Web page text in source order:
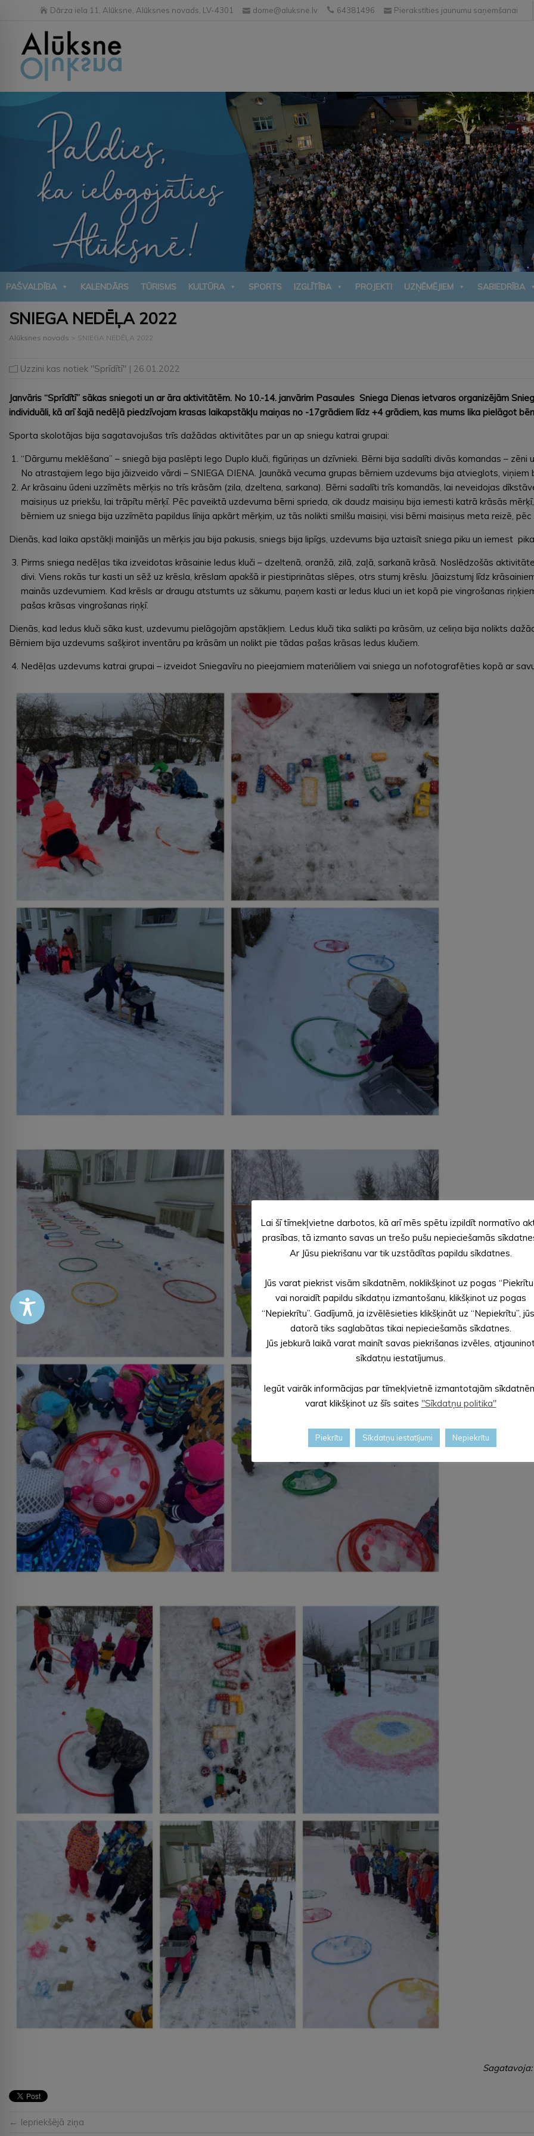
Dārza iela 11, Alūksne, Alūksnes novads, LV-4301 dome@aluksne.lv 64381496 Pierakstīties jaunumu saņemšanai
PAŠVALDĪBA KALENDĀRS TŪRISMS KULTŪRA SPORTS IZGLĪTĪBA PROJEKTI UZŅĒMĒJIEM SABIEDRĪBA
SNIEGA NEDĒĻA 2022
Alūksnes novads > SNIEGA NEDĒĻA 2022
Uzzini kas notiek "Sprīdītī" | 26.01.2022
Janvāris “Sprīdītī” sākas sniegoti un ar āra aktivitātēm. No 10.-14. janvārim Pasaules Sniega Dienas ietvaros organizējām
individuāli, kā arī šajā nedēļā piedzīvojam krasas laikapstākļu maiņas no -17grādiem līdz +4 grādiem, kas mums lika pielāgot
Sporta skolotājas bija sagatavojušas trīs dažādas aktivitātes par un ap sniegu katrai grupai:
“Dārgumu meklēšana” – sniegā bija paslēpti lego Duplo kluči, figūriņas un dzīvnieki. Bērni bija sadalīti divās komandas –
No atrastajiem lego bija jāizveido vārdi – SNIEGA DIENA. Jaunākā vecuma grupas bērniem uzdevums bija atvieglots, viņiem
Ar krāsainu ūdeni uzzīmēts mērķis no trīs krāsām (zila, dzeltena, sarkana). Bērni sadalīti trīs komandās, lai neveidojas
maisiņus uz priekšu, lai trāpītu mērķī. Pēc paveiktā uzdevuma bērni sprieda, cik daudz maisiņu bija iemesti katrā krāsās
bērniem uz sniega bija uzzīmēta papildus līnija apkārt mērķim, uz tās nolikti smilšu maisiņi, visi bērni maisiņus meta reizē, pēc
Dienās, kad laika apstākļi mainījās un mērķis jau bija pakusis, sniegs bija lipīgs, uzdevums bija uztaisīt sniega piku un iemest
Pirms sniega nedēļas tika izveidotas krāsainie ledus kluči – dzeltenā, oranžā, zilā, zaļā, sarkanā krāsā. Noslēdzošās
divi. Viens rokās tur kasti un sēž uz krēsla, krēslam apakšā ir piestiprinātas slēpes, otrs stumj krēslu. Jāaizstumj līdz
mainās uzdevumiem. Kad krēsls ar draugu atstumts uz sākumu, paņem kasti ar ledus kluci un iet kopā pie vingrošanas
pašas krāsas vingrošanas riņķī.
Dienās, kad ledus kluči sāka kust, uzdevumu pielāgojām apstākļiem. Ledus kluči tika salikti pa krāsām, uz celiņa bija nolikts
Bērniem bija uzdevums sašķirot inventāru pa krāsām un nolikt pie tādas pašas krāsas ledus klučiem.
Nedēļas uzdevums katrai grupai – izveidot Sniegavīru no pieejamiem materiāliem vai sniega un nofotografēties kopā ar
Sagatavoja:
← Iepriekšējā ziņa
Lai šī tīmekļvietne darbotos, kā arī mēs spētu izpildīt normatīvo
prasības, tā izmanto savas un trešo pušu nepieciešamās
Ar Jūsu piekrišanu var tik uzstādītas papildu sīkdatnes.
Jūs varat piekrist visām sīkdatnēm, noklikšķinot uz pogas
vai noraidīt papildu sīkdatņu izmantošanu, klikšķinot uz pogas
“Nepiekrītu”. Gadījumā, ja izvēlēsieties klikšķināt uz “Nepiekrītu”,
datorā tiks saglabātas tikai nepieciešamās sīkdatnes.
Jūs jebkurā laikā varat mainīt savas piekrišanas izvēles,
sīkdatņu iestatījumus.
Iegūt vairāk informācijas par tīmekļvietnē izmantotajām
varat klikšķinot uz šīs saites "Sīkdatņu politika"
Piekrītu Sīkdatņu iestatījumi Nepiekrītu